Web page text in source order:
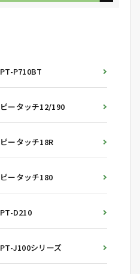
PT-P710BT
ピータッチ12/190
ピータッチ18R
ピータッチ180
PT-D210
PT-J100シリーズ